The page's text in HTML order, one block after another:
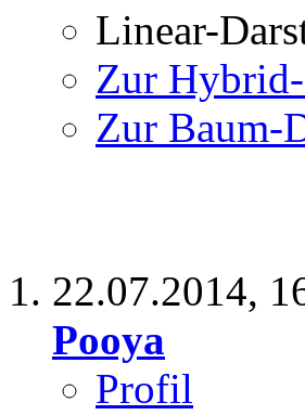
Linear-
Zur
Zur Baum-
22.07.2014,
Pooya
Profil